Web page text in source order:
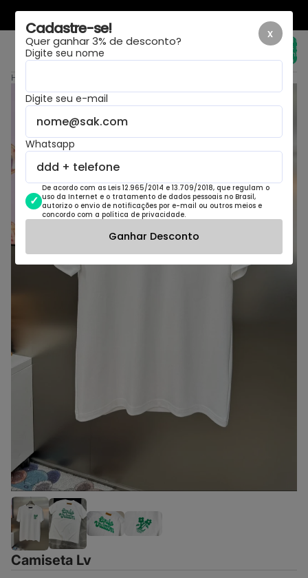
LAYOUT NOVO, MESMA LOJA
Total de
itens no
carrinho:
0
Home
Camiseta Lv
x
Cadastre-se!
Quer ganhar 3% de desconto?
Digite seu nome
Digite seu e-mail
Whatsapp
De acordo com as Leis 12.965/2014 e 13.709/2018, que regulam o
uso da Internet e o tratamento de dados pessoais no Brasil,
autorizo o envio de notificações por e-mail ou outros meios e
concordo com a política de privacidade.
Ganhar Desconto